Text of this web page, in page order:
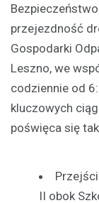
przejezdność
Gospodarki
Leszno, we
codziennie od
kluczowych
poświęca się
II obok